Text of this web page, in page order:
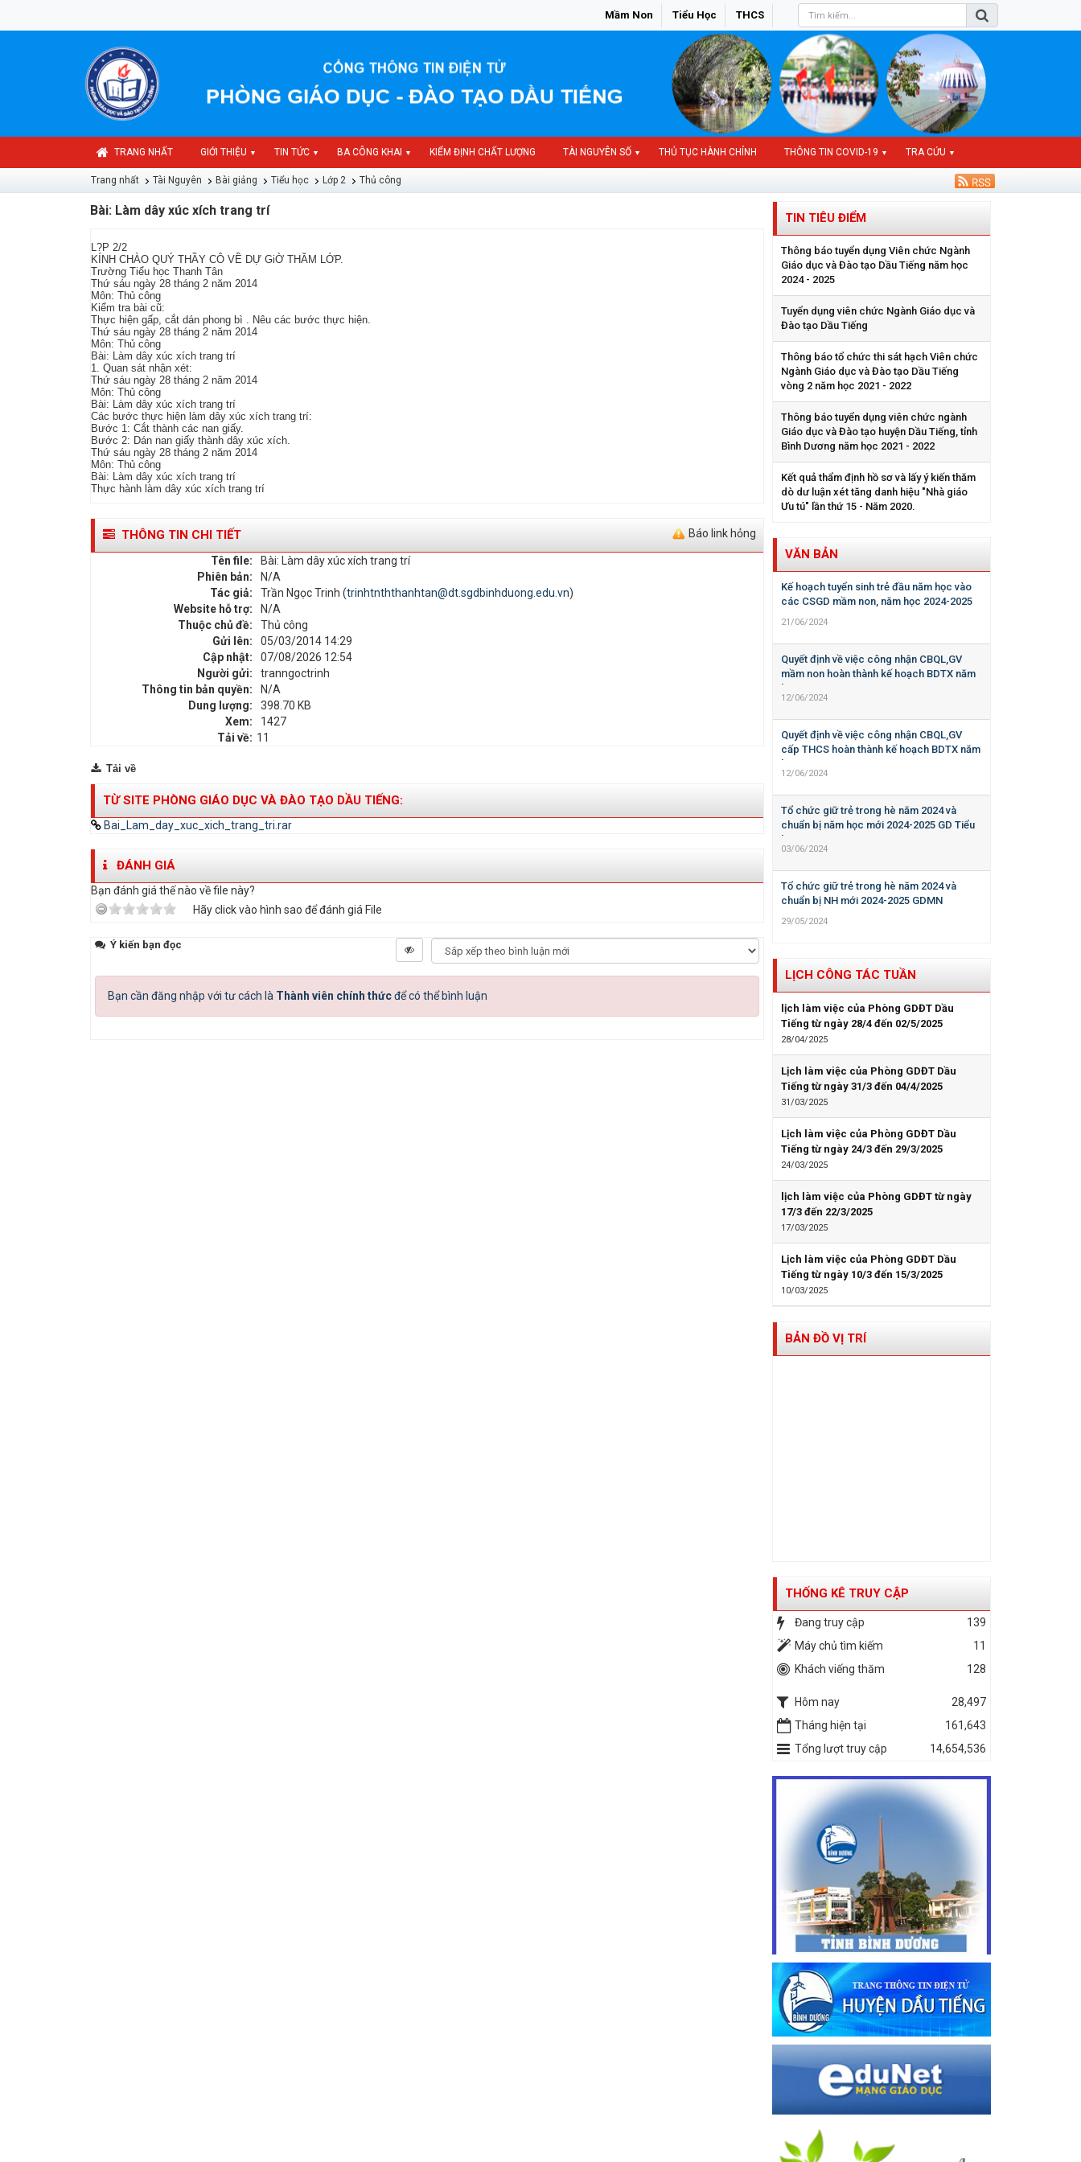
Mầm Non Tiểu Học THCS
TRANG NHẤT GIỚI THIỆU ▼ TIN TỨC ▼ BA CÔNG KHAI ▼ KIỂM ĐỊNH CHẤT LƯỢNG TÀI NGUYÊN SỐ ▼ THỦ TỤC HÀNH CHÍNH THÔNG TIN COVID-19 ▼ TRA CỨU ▼
Trang nhất Tài Nguyên Bài giảng Tiểu học Lớp 2 Thủ công
Bài: Làm dây xúc xích trang trí
L?P 2/2
KÍNH CHÀO QUÝ THẦY CÔ VỀ DỰ GiỜ THĂM LỚP.
Trường Tiểu học Thanh Tân
Thứ sáu ngày 28 tháng 2 năm 2014
Môn: Thủ công
Kiểm tra bài cũ:
Thực hiện gấp, cắt dán phong bì . Nêu các bước thực hiện.
Thứ sáu ngày 28 tháng 2 năm 2014
Môn: Thủ công
Bài: Làm dây xúc xích trang trí
1. Quan sát nhận xét:
Thứ sáu ngày 28 tháng 2 năm 2014
Môn: Thủ công
Bài: Làm dây xúc xích trang trí
Các bước thực hiện làm dây xúc xích trang trí:
Bước 1: Cắt thành các nan giấy.
Bước 2: Dán nan giấy thành dây xúc xích.
Thứ sáu ngày 28 tháng 2 năm 2014
Môn: Thủ công
Bài: Làm dây xúc xích trang trí
Thực hành làm dây xúc xích trang trí
Báo link hỏng
THÔNG TIN CHI TIẾT
Tên file:
Bài: Làm dây xúc xích trang trí
Phiên bản:
N/A
Tác giả:
Trần Ngọc Trinh (trinhtnththanhtan@dt.sgdbinhduong.edu.vn)
Website hỗ trợ:
N/A
Thuộc chủ đề:
Thủ công
Gửi lên:
05/03/2014 14:29
Cập nhật:
07/08/2026 12:54
Người gửi:
tranngoctrinh
Thông tin bản quyền:
N/A
Dung lượng:
398.70 KB
Xem:
1427
Tải về: 11
Tải về
TỪ SITE PHÒNG GIÁO DỤC VÀ ĐÀO TẠO DẦU TIẾNG:
Bai_Lam_day_xuc_xich_trang_tri.rar
ĐÁNH GIÁ
Bạn đánh giá thế nào về file này?
Hãy click vào hình sao để đánh giá File
Ý kiến bạn đọc
Bạn cần đăng nhập với tư cách là Thành viên chính thứcđể có thể bình luận
TIN TIÊU ĐIỂM
Thông báo tuyển dụng Viên chức Ngành
Giáo dục và Đào tạo Dầu Tiếng năm học
2024 - 2025
Tuyển dụng viên chức Ngành Giáo dục và
Đào tạo Dầu Tiếng
Thông báo tổ chức thi sát hạch Viên chức
Ngành Giáo dục và Đào tạo Dầu Tiếng
vòng 2 năm học 2021 - 2022
Thông báo tuyển dụng viên chức ngành
Giáo dục và Đào tạo huyện Dầu Tiếng, tỉnh
Bình Dương năm học 2021 - 2022
Kết quả thẩm định hồ sơ và lấy ý kiến thăm
dò dư luận xét tăng danh hiệu "Nhà giáo
Ưu tú" lần thứ 15 - Năm 2020.
VĂN BẢN
Kế hoạch tuyển sinh trẻ đầu năm học vào
các CSGD mầm non, năm học 2024-2025
21/06/2024
Quyết định về việc công nhận CBQL,GV
mầm non hoàn thành kế hoạch BDTX năm
học 2023-2024
12/06/2024
Quyết định về việc công nhận CBQL,GV
cấp THCS hoàn thành kế hoạch BDTX năm
học 2023-2024
12/06/2024
Tổ chức giữ trẻ trong hè năm 2024 và
chuẩn bị năm học mới 2024-2025 GD Tiểu
học
03/06/2024
Tổ chức giữ trẻ trong hè năm 2024 và
chuẩn bị NH mới 2024-2025 GDMN
29/05/2024
LỊCH CÔNG TÁC TUẦN
lịch làm việc của Phòng GDĐT Dầu
Tiếng từ ngày 28/4 đến 02/5/2025
28/04/2025
Lịch làm việc của Phòng GDĐT Dầu
Tiếng từ ngày 31/3 đến 04/4/2025
31/03/2025
Lịch làm việc của Phòng GDĐT Dầu
Tiếng từ ngày 24/3 đến 29/3/2025
24/03/2025
lịch làm việc của Phòng GDĐT từ ngày
17/3 đến 22/3/2025
17/03/2025
Lịch làm việc của Phòng GDĐT Dầu
Tiếng từ ngày 10/3 đến 15/3/2025
10/03/2025
BẢN ĐỒ VỊ TRÍ
THỐNG KÊ TRUY CẬP
Đang truy cập
139
Máy chủ tìm kiếm
11
Khách viếng thăm
128
Hôm nay
28,497
Tháng hiện tại
161,643
Tổng lượt truy cập
14,654,536